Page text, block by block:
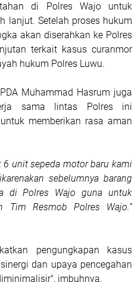
di Polres Wajo untuk
lanjut. Setelah proses hukum
akan diserahkan ke Polres
terkait kasus curanmor
hukum Polres Luwu.
Muhammad Hasrum juga
sama lintas Polres ini
memberikan rasa aman
6 unit sepeda motor baru kami
sebelumnya barang
di Polres Wajo guna untuk
Tim Resmob Polres Wajo.”
pengungkapan kasus
dan upaya pencegahan
imbuhnya.